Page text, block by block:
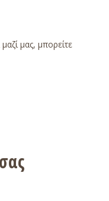
μας, μπορείτε